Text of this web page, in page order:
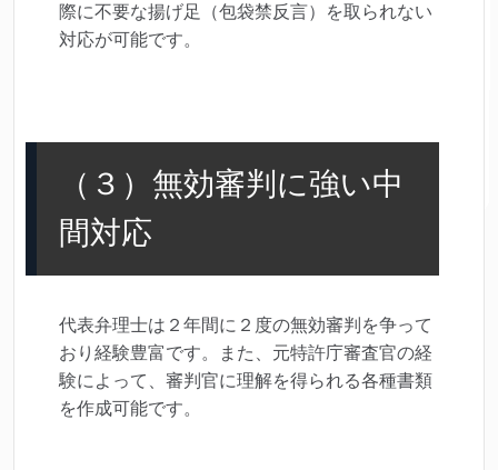
際に不要な揚げ足（包袋禁反言）を取られない
対応が可能です。
（３）無効審判に強い中
間対応
代表弁理士は２年間に２度の無効審判を争って
おり経験豊富です。また、元特許庁審査官の経
験によって、審判官に理解を得られる各種書類
を作成可能です。